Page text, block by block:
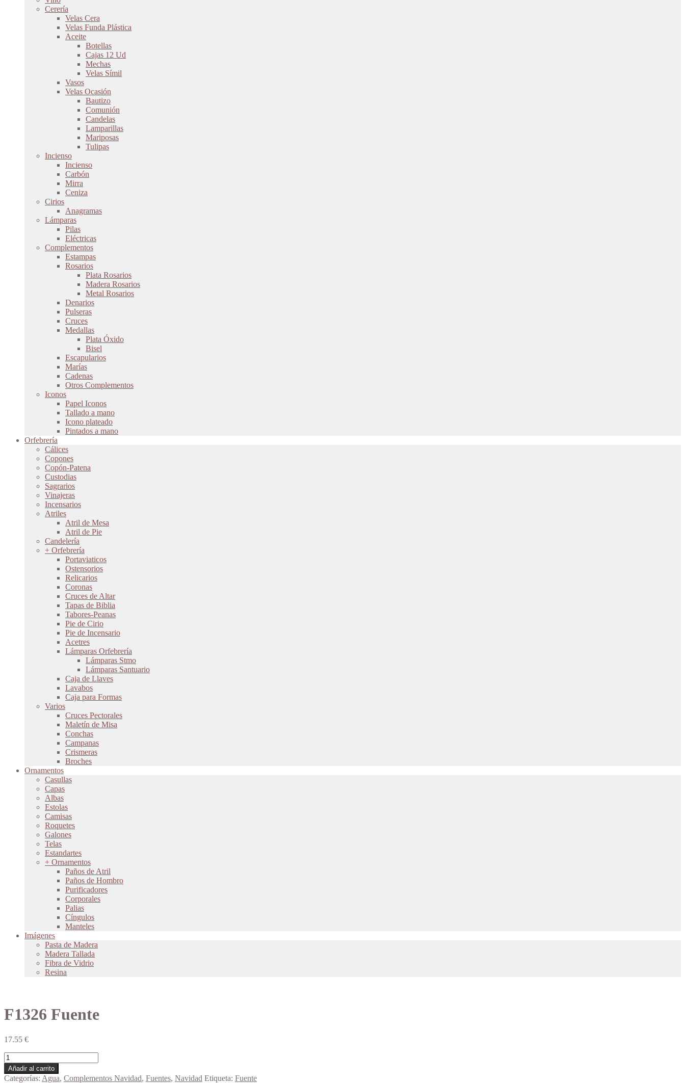
Cerería
Velas Cera
Velas Funda Plástica
Aceite
Botellas
Cajas 12 Ud
Mechas
Velas Símil
Vasos
Velas Ocasión
Bautizo
Comunión
Candelas
Lamparillas
Mariposas
Tulipas
Incienso
Incienso
Carbón
Mirra
Ceniza
Cirios
Anagramas
Lámparas
Pilas
Eléctricas
Complementos
Estampas
Rosarios
Plata Rosarios
Madera Rosarios
Metal Rosarios
Denarios
Pulseras
Cruces
Medallas
Plata Óxido
Bisel
Escapularios
Marías
Cadenas
Otros Complementos
Iconos
Papel Iconos
Tallado a mano
Icono plateado
Pintados a mano
Orfebrería
Cálices
Copones
Copón-Patena
Custodias
Sagrarios
Vinajeras
Incensarios
Atriles
Atril de Mesa
Atril de Pie
Candelería
+ Orfebrería
Portaviaticos
Ostensorios
Relicarios
Coronas
Cruces de Altar
Tapas de Biblia
Tabores-Peanas
Pie de Cirio
Pie de Incensario
Acetres
Lámparas Orfebrería
Lámparas Stmo
Lámparas Santuario
Caja de Llaves
Lavabos
Caja para Formas
Varios
Cruces Pectorales
Maletín de Misa
Conchas
Campanas
Crismeras
Broches
Ornamentos
Casullas
Capas
Albas
Estolas
Camisas
Roquetes
Galones
Telas
Estandartes
+ Ornamentos
Paños de Atril
Paños de Hombro
Purificadores
Corporales
Palias
Cíngulos
Manteles
Imágenes
Pasta de Madera
Madera Tallada
Fibra de Vidrio
Resina
F1326 Fuente
17.55 €
F1326
Fuente
cantidad
Añadir al carrito
Categorías: Agua, Complementos Navidad, Fuentes, Navidad Etiqueta: Fuente